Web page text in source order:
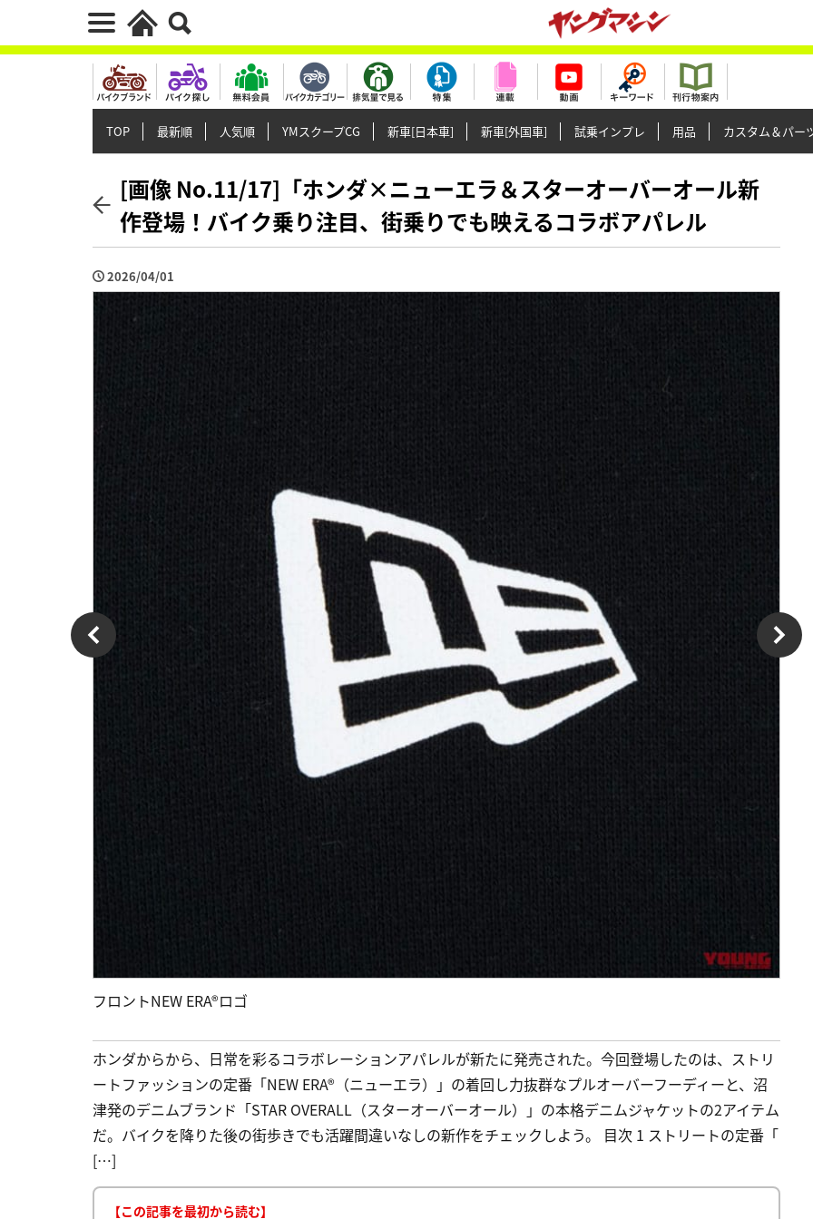
TOP 最新順 人気順 YMスクープCG 新車[日本車] 新車[外国車] 試乗インプレ 用品 カスタム＆パー
[画像 No.11/17]「ホンダ×ニューエラ＆スターオーバーオール新
作登場！バイク乗り注目、街乗りでも映えるコラボアパレル
2026/04/01
フロントNEW ERA®ロゴ
ホンダからから、日常を彩るコラボレーションアパレルが新たに発売された。今回登場したのは、ストリ
ートファッションの定番「NEW ERA®（ニューエラ）」の着回し力抜群なプルオーバーフーディーと、沼
津発のデニムブランド「STAR OVERALL（スターオーバーオール）」の本格デニムジャケットの2アイテム
だ。バイクを降りた後の街歩きでも活躍間違いなしの新作をチェックしよう。 目次 1 ストリートの定番「
[…]
【この記事を最初から読む】